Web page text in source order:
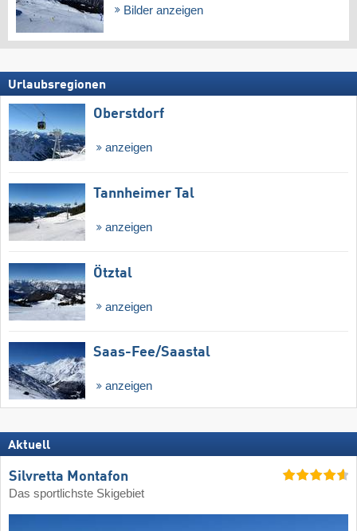
Bilder anzeigen
Urlaubsregionen
Oberstdorf
anzeigen
Tannheimer Tal
anzeigen
Ötztal
anzeigen
Saas-Fee/​Saastal
anzeigen
Aktuell
Silvretta Montafon
Das sportlichste Skigebiet